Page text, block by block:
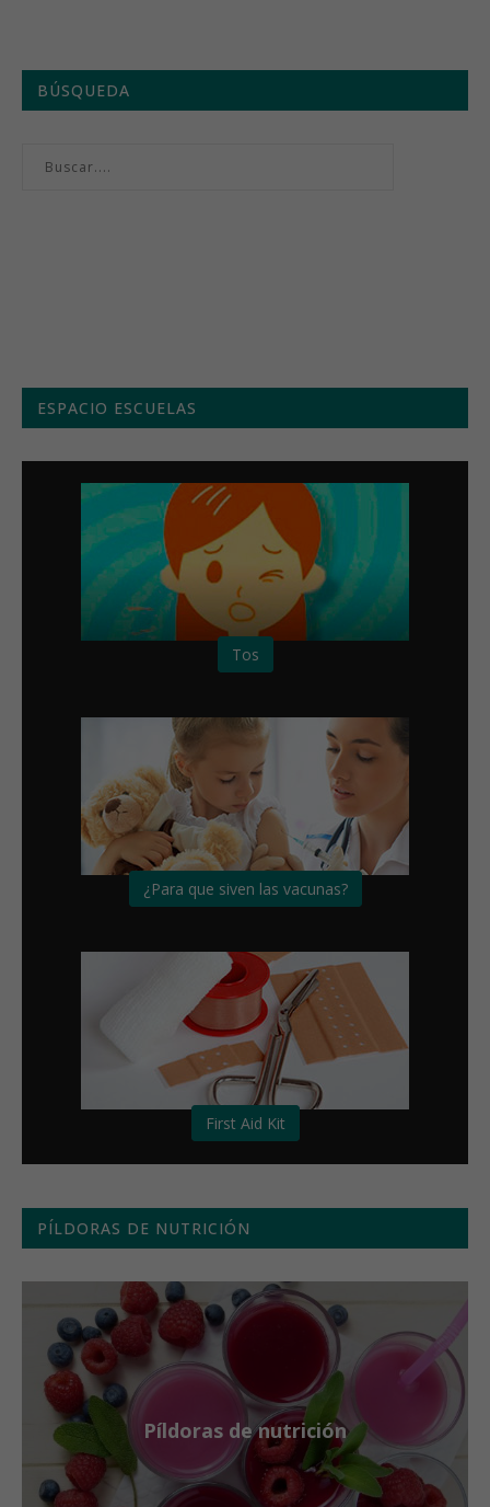
BÚSQUEDA
ESPACIO ESCUELAS
Tos
¿Para que siven las vacunas?
First Aid Kit
PÍLDORAS DE NUTRICIÓN
Píldoras de nutrición